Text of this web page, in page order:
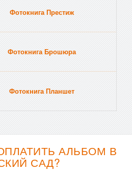
Фотокнига Престиж
Фотокнига Брошюра
Фотокнига Планшет
АЛЬБОМ В
САД?